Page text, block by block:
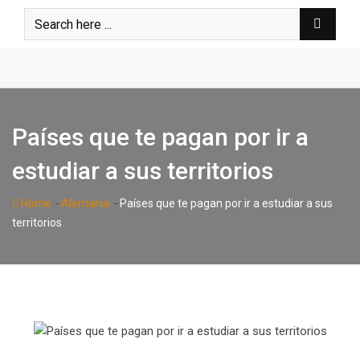
Países que te pagan por ir a
estudiar a sus territorios
Home -Alemania - Países que te pagan por ir a estudiar a sus
territorios